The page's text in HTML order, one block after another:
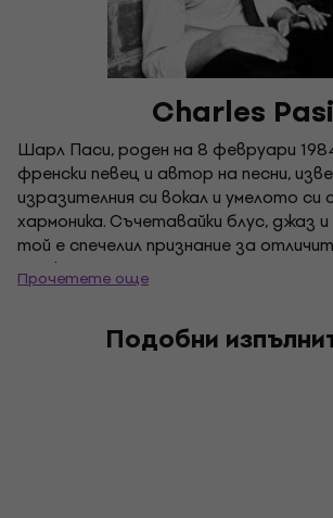
Charles Pasi
Шарл Паси, роден на 8 февруари
френски певец и автор на песни,
изразителния си вокал и умелото си
хармоника. Съчетавайки блус, джаз и
той е спечелил признание за
музикален стил и динамичните си
Прочетете още
Подобни